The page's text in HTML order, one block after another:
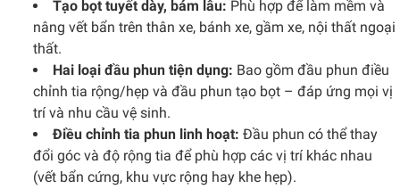
Tạo bọt tuyết dày, bám lâu: Phù hợp để làm mềm và
nâng vết bẩn trên thân xe, bánh xe, gầm xe, nội thất ngoại
thất.
Hai loại đầu phun tiện dụng: Bao gồm đầu phun điều
chỉnh tia rộng/hẹp và đầu phun tạo bọt – đáp ứng mọi vị
trí và nhu cầu vệ sinh.
Điều chỉnh tia phun linh hoạt: Đầu phun có thể thay
đổi góc và độ rộng tia để phù hợp các vị trí khác nhau
(vết bẩn cứng, khu vực rộng hay khe hẹp).